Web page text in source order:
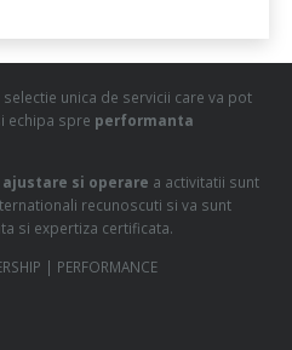
unica de servicii care va pot
echipa spre performanta
si operare a activitatii sunt
recunoscuti si va sunt
si expertiza certificata.
| PERFORMANCE